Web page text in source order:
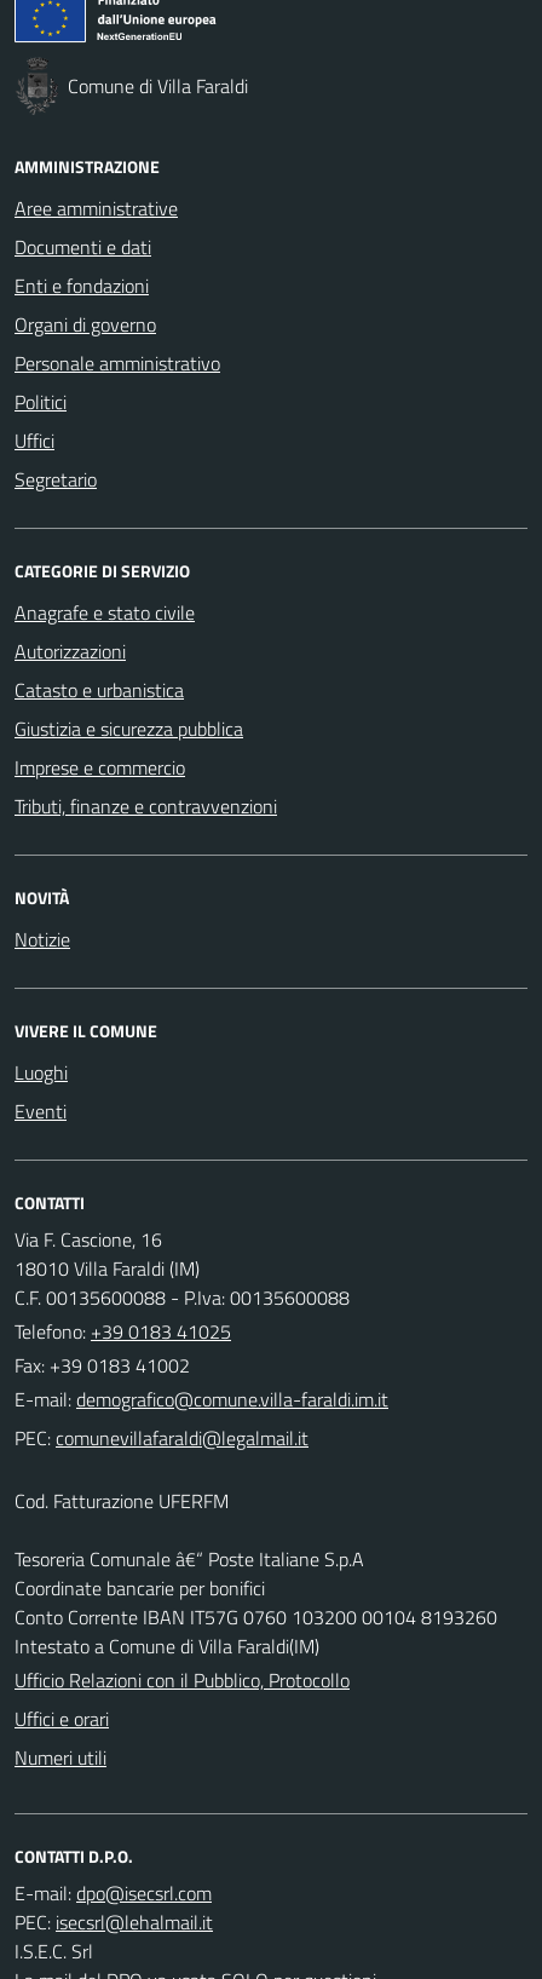
Comune di Villa Faraldi
AMMINISTRAZIONE
Aree amministrative
Documenti e dati
Enti e fondazioni
Organi di governo
Personale amministrativo
Politici
Uffici
Segretario
CATEGORIE DI SERVIZIO
Anagrafe e stato civile
Autorizzazioni
Catasto e urbanistica
Giustizia e sicurezza pubblica
Imprese e commercio
Tributi, finanze e contravvenzioni
NOVITÀ
Notizie
VIVERE IL COMUNE
Luoghi
Eventi
CONTATTI
Via F. Cascione, 16
18010 Villa Faraldi (IM)
C.F. 00135600088 - P.Iva: 00135600088
Telefono: +39 0183 41025
Fax: +39 0183 41002
E-mail:
PEC:
Cod. Fatturazione UFERFM
Tesoreria Comunale â€“ Poste Italiane S.p.A
Coordinate bancarie per bonifici
Conto Corrente IBAN IT57G 0760 103200 00104 8193260
Intestato a Comune di Villa Faraldi(IM)
Ufficio Relazioni con il Pubblico, Protocollo
Uffici e orari
Numeri utili
CONTATTI D.P.O.
E-mail:
PEC:
I.S.E.C. Srl